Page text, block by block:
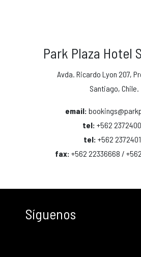
Park Plaza Hotel
Avda. Ricardo Lyon 207,
Santiago, Chile.
email:
tel: +562
tel: +562
fax: +562 22336668 /
Síguenos